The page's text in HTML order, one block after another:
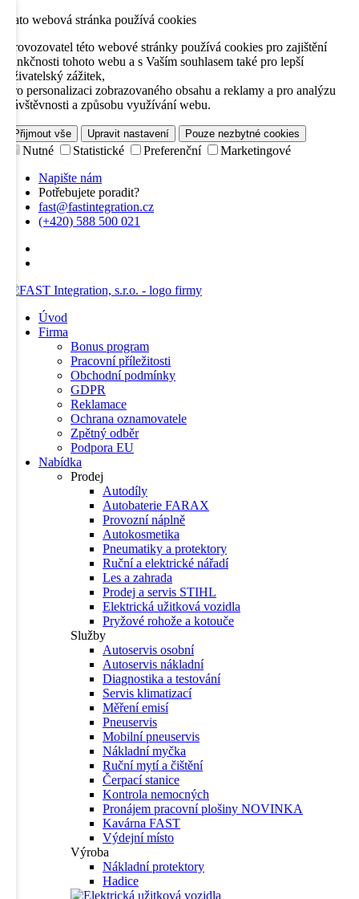
Tato webová stránka používá cookies
Provozovatel této webové stránky používá cookies pro zajištění
funkčnosti tohoto webu a s Vaším souhlasem také pro lepší
uživatelský zážitek,
pro personalizaci zobrazovaného obsahu a reklamy a pro analýzu
návštěvnosti a způsobu využívání webu.
Přijmout vše Upravit nastavení Pouze nezbytné cookies
Nutné Statistické Preferenční
Marketingové
Napište nám
Potřebujete poradit?
fast@fastintegration.cz
(+420) 588 500 021
Úvod
Firma
Bonus program
Pracovní příležitosti
Obchodní podmínky
GDPR
Reklamace
Ochrana oznamovatele
Zpětný odběr
Podpora EU
Nabídka
Prodej
Autodíly
Autobaterie FARAX
Provozní náplně
Autokosmetika
Pneumatiky a protektory
Ruční a elektrické nářadí
Les a zahrada
Prodej a servis STIHL
Elektrická užitková vozidla
Pryžové rohože a kotouče
Služby
Autoservis osobní
Autoservis nákladní
Diagnostika a testování
Servis klimatizací
Měření emisí
Pneuservis
Mobilní pneuservis
Nákladní myčka
Ruční mytí a čištění
Čerpací stanice
Kontrola nemocných
Pronájem pracovní plošiny NOVINKA
Kavárna FAST
Výdejní místo
Výroba
Nákladní protektory
Hadice